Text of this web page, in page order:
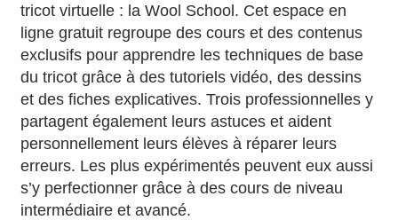
tricot virtuelle : la Wool School. Cet espace en
ligne gratuit regroupe des cours et des contenus
exclusifs pour apprendre les techniques de base
du tricot grâce à des tutoriels vidéo, des dessins
et des fiches explicatives. Trois professionnelles y
partagent également leurs astuces et aident
personnellement leurs élèves à réparer leurs
erreurs. Les plus expérimentés peuvent eux aussi
s’y perfectionner grâce à des cours de niveau
intermédiaire et avancé.